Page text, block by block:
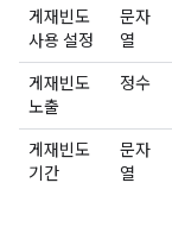
게재빈도
사용 설정
문자
열
게재빈도
노출
정수
게재빈도
기간
문자
열